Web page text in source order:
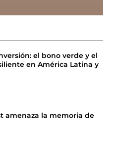
el bono verde y el
en América Latina y
amenaza la memoria de